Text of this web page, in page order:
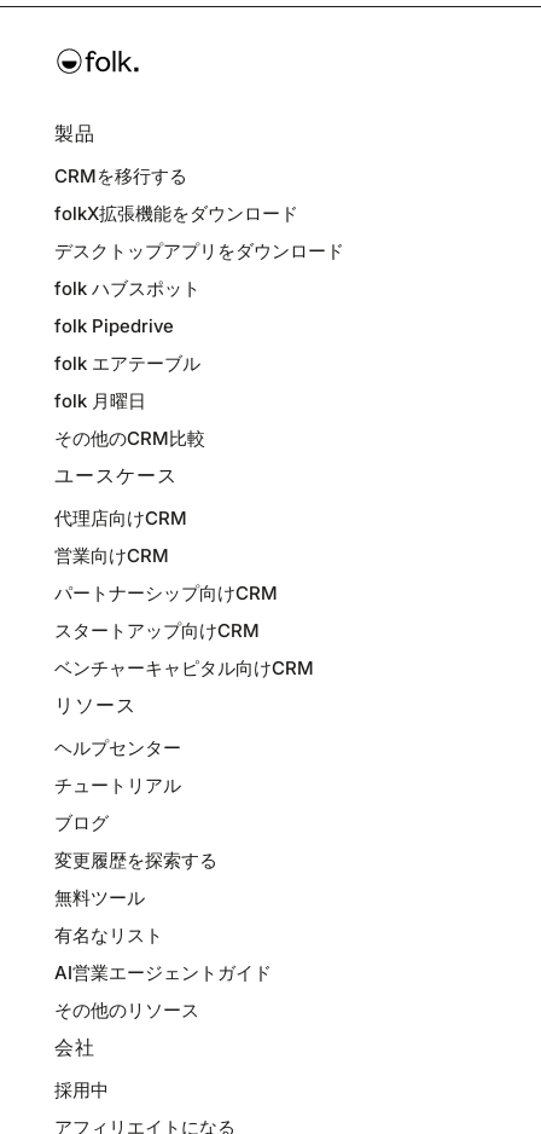
製品
CRMを移行する
folkX拡張機能をダウンロード
デスクトップアプリをダウンロード
folk ハブスポット
folk Pipedrive
folk エアテーブル
folk 月曜日
その他のCRM比較
ユースケース
代理店向けCRM
営業向けCRM
パートナーシップ向けCRM
スタートアップ向けCRM
ベンチャーキャピタル向けCRM
リソース
ヘルプセンター
チュートリアル
ブログ
変更履歴を探索する
無料ツール
有名なリスト
AI営業エージェントガイド
その他のリソース
会社
採用中
アフィリエイトになる